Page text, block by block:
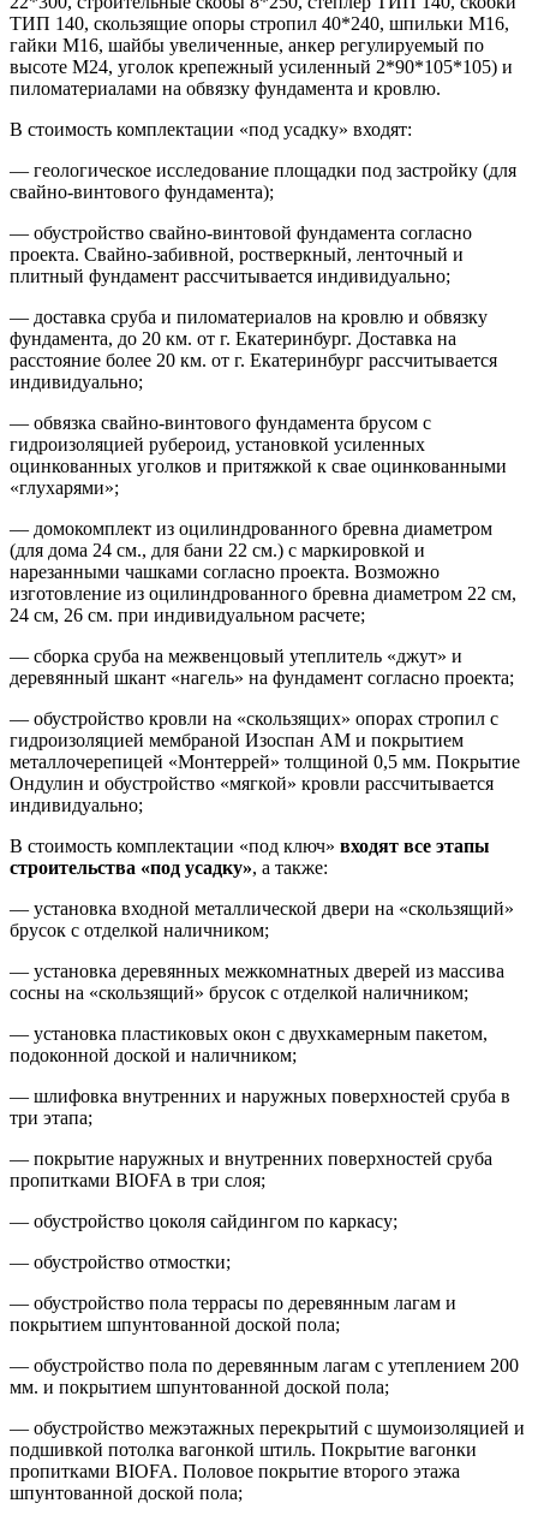
ТИП 140, скользящие опоры стропил 40*240, шпильки М16,
гайки М16, шайбы увеличенные, анкер регулируемый по
высоте М24, уголок крепежный усиленный 2*90*105*105) и
пиломатериалами на обвязку фундамента и кровлю.
В стоимость комплектации «под усадку» входят:
— геологическое исследование площадки под застройку (для
свайно-винтового фундамента);
— обустройство свайно-винтовой фундамента согласно
проекта. Свайно-забивной, ростверкный, ленточный и
плитный фундамент рассчитывается индивидуально;
— доставка сруба и пиломатериалов на кровлю и обвязку
фундамента, до 20 км. от г. Екатеринбург. Доставка на
расстояние более 20 км. от г. Екатеринбург рассчитывается
индивидуально;
— обвязка свайно-винтового фундамента брусом с
гидроизоляцией рубероид, установкой усиленных
оцинкованных уголков и притяжкой к свае оцинкованными
«глухарями»;
— домокомплект из оцилиндрованного бревна диаметром
(для дома 24 см., для бани 22 см.) с маркировкой и
нарезанными чашками согласно проекта. Возможно
изготовление из оцилиндрованного бревна диаметром 22 см,
24 см, 26 см. при индивидуальном расчете;
— сборка сруба на межвенцовый утеплитель «джут» и
деревянный шкант «нагель» на фундамент согласно проекта;
— обустройство кровли на «скользящих» опорах стропил с
гидроизоляцией мембраной Изоспан АМ и покрытием
металлочерепицей «Монтеррей» толщиной 0,5 мм. Покрытие
Ондулин и обустройство «мягкой» кровли рассчитывается
индивидуально;
В стоимость комплектации «под ключ» входят все этапы
строительства «под усадку», а также:
— установка входной металлической двери на «скользящий»
брусок с отделкой наличником;
— установка деревянных межкомнатных дверей из массива
сосны на «скользящий» брусок с отделкой наличником;
— установка пластиковых окон с двухкамерным пакетом,
подоконной доской и наличником;
— шлифовка внутренних и наружных поверхностей сруба в
три этапа;
— покрытие наружных и внутренних поверхностей сруба
пропитками BIOFA в три слоя;
— обустройство цоколя сайдингом по каркасу;
— обустройство отмостки;
— обустройство пола террасы по деревянным лагам и
покрытием шпунтованной доской пола;
— обустройство пола по деревянным лагам с утеплением 200
мм. и покрытием шпунтованной доской пола;
— обустройство межэтажных перекрытий с шумоизоляцией и
подшивкой потолка вагонкой штиль. Покрытие вагонки
пропитками BIOFA. Половое покрытие второго этажа
шпунтованной доской пола;